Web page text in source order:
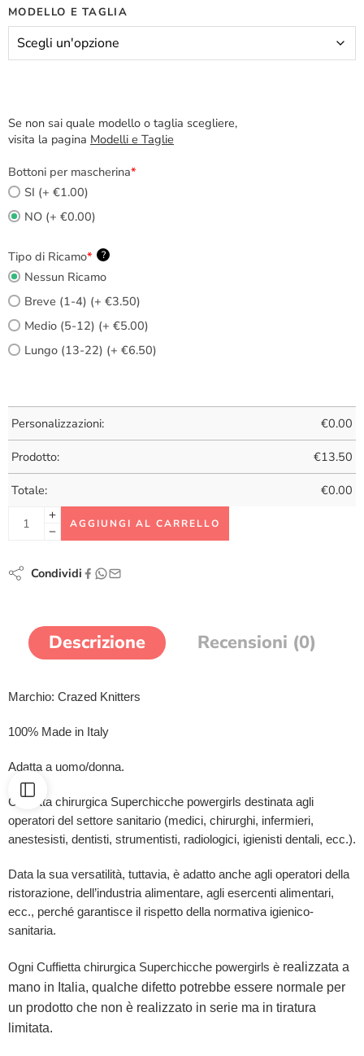
MODELLO E TAGLIA
Se non sai quale modello o taglia scegliere,
visita la pagina Modelli e Taglie
Bottoni per mascherina*
SI (+ €1.00)
NO (+ €0.00)
Tipo di Ricamo* ?
Nessun Ricamo
Breve (1-4) (+ €3.50)
Medio (5-12) (+ €5.00)
Lungo (13-22) (+ €6.50)
Personalizzazioni: €0.00
Prodotto: €13.50
Totale: €0.00
AGGIUNGI AL CARRELLO
Condividi
Descrizione Recensioni (0)
Marchio: Crazed Knitters
100% Made in Italy
Adatta a uomo/donna.
Cuffietta chirurgica Superchicche powergirls destinata agli
operatori del settore sanitario (medici, chirurghi, infermieri,
anestesisti, dentisti, strumentisti, radiologici, igienisti dentali, ecc.).
Data la sua versatilità, tuttavia, è adatto anche agli operatori della
ristorazione, dell’industria alimentare, agli esercenti alimentari,
ecc., perché garantisce il rispetto della normativa igienico-
sanitaria.
Ogni Cuffietta chirurgica Superchicche powergirls è realizzata a
mano in Italia, qualche difetto potrebbe essere normale per
un prodotto che non è realizzato in serie ma in tiratura
limitata.